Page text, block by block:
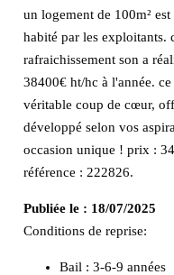
un logement de 100m²
habité par les exploitants.
rafraichissement son a
38400€ ht/hc à l'année.
véritable coup de cœur,
développé selon vos
occasion unique ! prix :
référence : 222826.
Publiée le : 18/07/2025
Conditions de reprise:
Bail : 3-6-9 années